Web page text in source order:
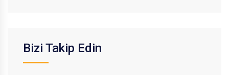
Bizi Takip Edin